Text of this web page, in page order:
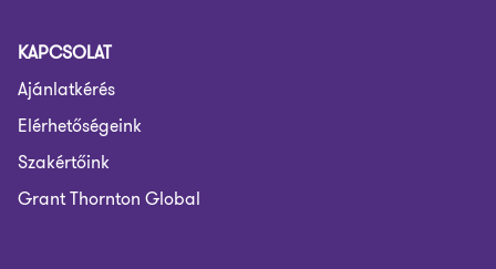
KAPCSOLAT
Ajánlatkérés
Elérhetőségeink
Szakértőink
Grant Thornton Global